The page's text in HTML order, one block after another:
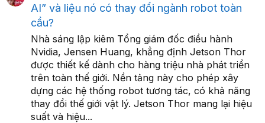
AI” và liệu nó có thay đổi ngành robot toàn
cầu?
Nhà sáng lập kiêm Tổng giám đốc điều hành
Nvidia, Jensen Huang, khẳng định Jetson Thor
được thiết kế dành cho hàng triệu nhà phát triển
trên toàn thế giới. Nền tảng này cho phép xây
dựng các hệ thống robot tương tác, có khả năng
thay đổi thế giới vật lý. Jetson Thor mang lại hiệu
suất và hiệu...